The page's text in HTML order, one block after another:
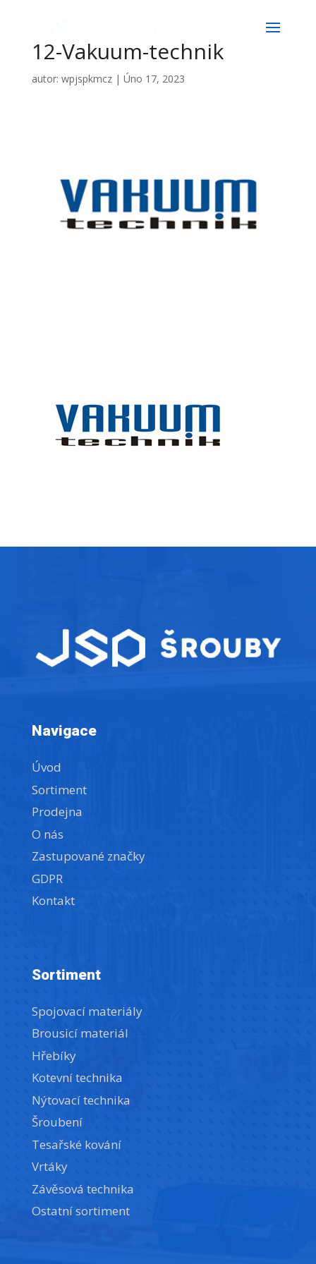
12-Vakuum-technik
autor: wpjspkmcz| Úno 17, 2023
Navigace
Úvod
Sortiment
Prodejna
O nás
Zastupované značky
GDPR
Kontakt
Sortiment
Spojovací materiály
Brousicí materiál
Hřebíky
Kotevní technika
Nýtovací technika
Šroubení
Tesařské kování
Vrtáky
Závěsová technika
Ostatní sortiment